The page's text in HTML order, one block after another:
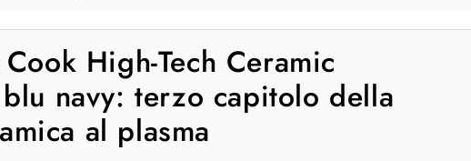
High-Tech Ceramic
navy: terzo capitolo della
al plasma